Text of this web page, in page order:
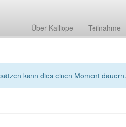
Über Kalliope Teilnahme
kann dies einen Moment dauern.